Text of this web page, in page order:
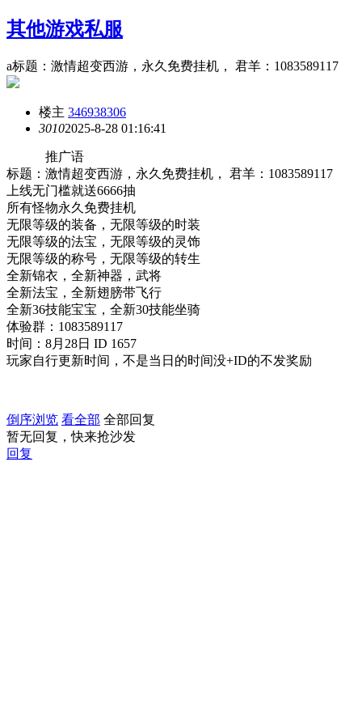
其他游戏私服
a标题：激情超变西游，永久免费挂机， 君羊：1083589117
楼主 346938306
30102025-8-28 01:16:41
推广语
标题：激情超变西游，永久免费挂机， 君羊：1083589117
上线无门槛就送6666抽
所有怪物永久免费挂机
无限等级的装备，无限等级的时装
无限等级的法宝，无限等级的灵饰
无限等级的称号，无限等级的转生
全新锦衣，全新神器，武将
全新法宝，全新翅膀带飞行
全新36技能宝宝，全新30技能坐骑
体验群：1083589117
时间：8月28日 ID 1657
玩家自行更新时间，不是当日的时间没+ID的不发奖励
倒序浏览 看全部 全部回复
暂无回复，快来抢沙发
回复